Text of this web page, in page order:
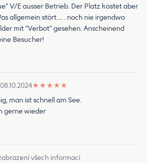
V/E ausser Betrieb. Der Platz kostet aber
allgemein stört…. . noch nie irgendwo
mit “Verbot“ gesehen. Anscheinend
Besucher!
08.10.2024★ ★ ★ ★ ★
man ist schnell am See.
gerne wieder
všech informací